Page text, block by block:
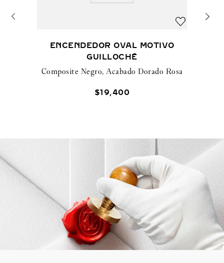
ENCENDEDOR OVAL MOTIVO
GUILLOCHÉ
Composite Negro, Acabado Dorado Rosa
$19,400